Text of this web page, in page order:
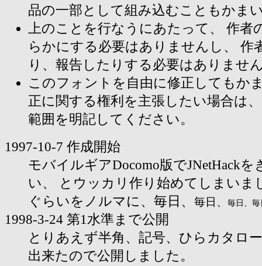
品の一部として組み込むこともかま
上のことを行なうにあたって、 作者
らかにする必要はありませんし、 作
り、報告したりする必要はありませ
このフォントを自由に修正してもか
正に関する権利を主張したい場合は
範囲を明記してください。
1997-10-7 作成開始
モバイルギアDocomo版でJNetHack
い、 とウッカリ作り始めてしまいま
ぐらいをノルマに、毎日、 毎日、 毎日、
1998-3-24 第1水準まで公開
とりあえず半角、記号、ひらカタロ
出来たので公開しました。